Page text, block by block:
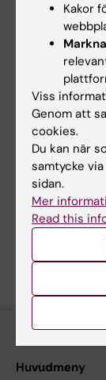
Endokrinologi
Pediatrik
Är du Lars
Redigera din
Huvudmeny
Kakor
Viss
Genom att
cookies.
Du kan när
samtycke
sidan.
Mer
Read this